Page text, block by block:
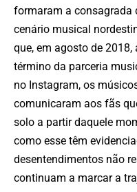
formaram a consagrada
cenário musical
que, em agosto de
término da parceria
no Instagram, os
comunicaram aos fãs
solo a partir daquele
como esse têm
desentendimentos não
continuam a marcar a